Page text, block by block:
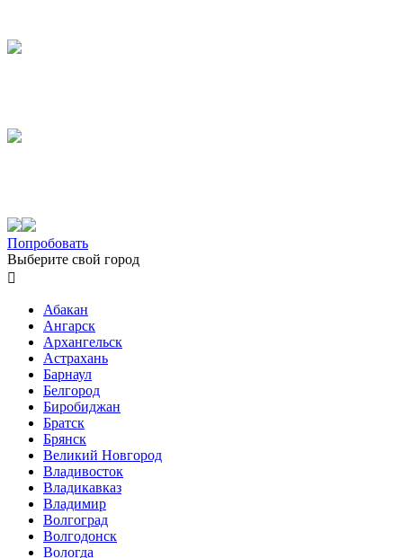
Попробовать
Выберите свой город

Абакан
Ангарск
Архангельск
Астрахань
Барнаул
Белгород
Биробиджан
Братск
Брянск
Великий Новгород
Владивосток
Владикавказ
Владимир
Волгоград
Волгодонск
Вологда